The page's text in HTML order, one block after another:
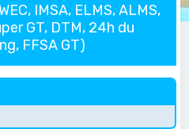
IMSA, ELMS, ALMS,
GT, DTM, 24h du
FFSA GT)